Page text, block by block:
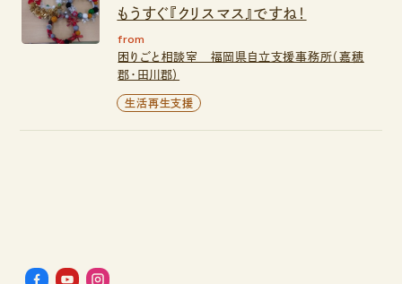
もうすぐ『クリスマス』ですね！
from
困りごと相談室 福岡県自立支援事務所（嘉穂
郡・田川郡）
生活再生支援